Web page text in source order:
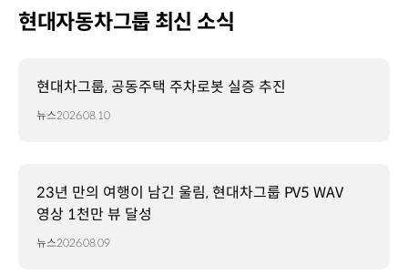
현대자동차그룹 최신 소식
현대차그룹, 공동주택 주차로봇 실증 추진
뉴스2026.08.10
23년 만의 여행이 남긴 울림, 현대차그룹 PV5 WAV
영상 1천만 뷰 달성
뉴스2026.08.09